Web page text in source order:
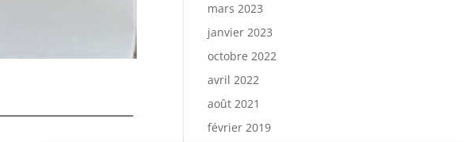
mars 2023
janvier 2023
octobre 2022
avril 2022
août 2021
février 2019